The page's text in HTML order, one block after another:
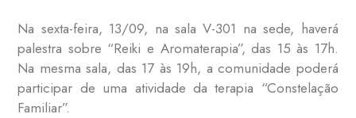
Na sexta-feira, 13/09, na sala V-301 na sede, haverá
palestra sobre “Reiki e Aromaterapia”, das 15 às 17h.
Na mesma sala, das 17 às 19h, a comunidade poderá
participar de uma atividade da terapia “Constelação
Familiar”.